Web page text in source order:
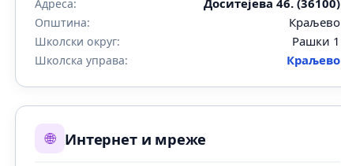
Адреса:
Општина: Краљево
Школски округ: Рашки 1
Школска управа: Краљево
🌐 Интернет и мреже